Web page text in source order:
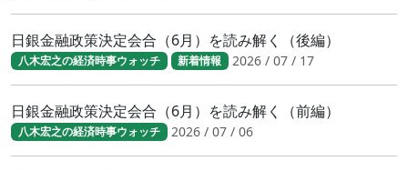
日銀金融政策決定会合（6月）を読み解く（後編）
八木宏之の経済時事ウォッチ 新着情報 2026 / 07 / 17
日銀金融政策決定会合（6月）を読み解く（前編）
八木宏之の経済時事ウォッチ 2026 / 07 / 06